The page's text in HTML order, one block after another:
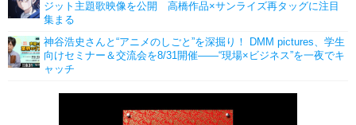
ジット主題歌映像を公開 高橋作品×サンライズ再タッグに注目
集まる
神谷浩史さんと“アニメのしごと”を深掘り！ DMM pictures、学生
向けセミナー＆交流会を8/31開催――“現場×ビジネス”を一夜でキ
ャッチ